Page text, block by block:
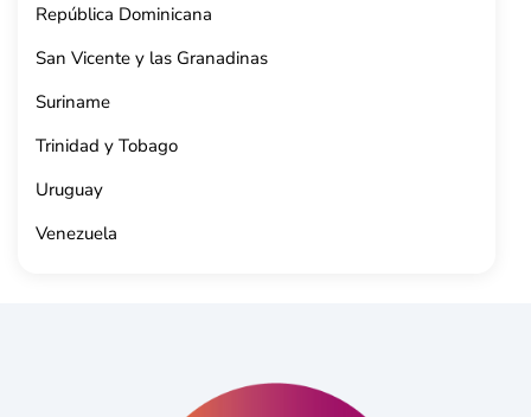
República Dominicana
San Vicente y las Granadinas
Suriname
Trinidad y Tobago
Uruguay
Venezuela